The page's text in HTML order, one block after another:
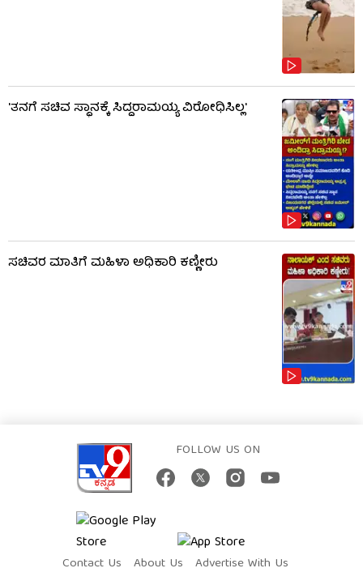
'ತನಗೆ ಸಚಿವ ಸ್ಥಾನಕ್ಕೆ ಸಿದ್ದರಾಮಯ್ಯ ವಿರೋಧಿಸಿಲ್ಲ'
ಸಚಿವರ ಮಾತಿಗೆ ಮಹಿಳಾ ಅಧಿಕಾರಿ ಕಣ್ಣೀರು
FOLLOW US ON
Contact Us About Us
Advertise With Us